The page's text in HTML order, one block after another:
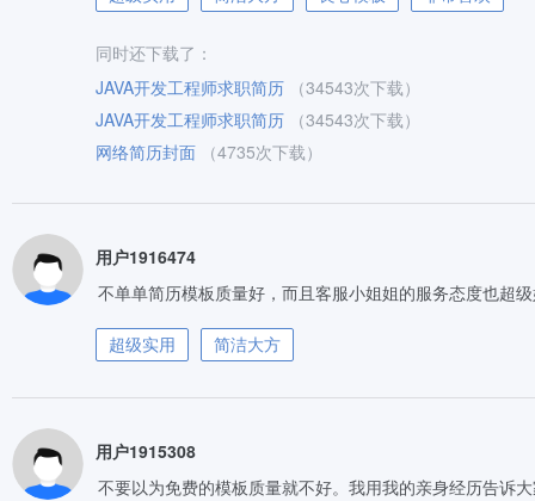
同时还下载了：
JAVA开发工程师求职简历
（34543次下载）
JAVA开发工程师求职简历
（34543次下载）
网络简历封面
（4735次下载）
用户1916474
不单单简历模板质量好，而且客服小姐姐的服务态度也超
超级实用 简洁大方
用户1915308
不要以为免费的模板质量就不好。我用我的亲身经历告诉